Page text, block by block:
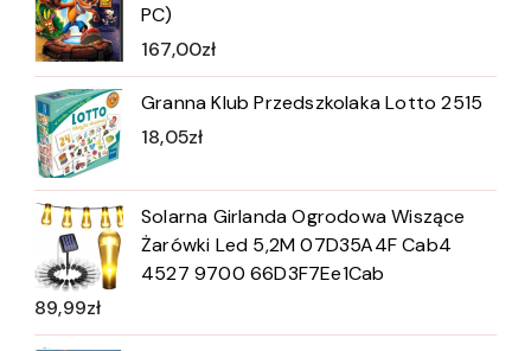
PC)
167,00zł
Granna Klub Przedszkolaka Lotto 2515
18,05zł
Solarna Girlanda Ogrodowa Wiszące
Żarówki Led 5,2M 07D35A4F Cab4
4527 9700 66D3F7Ee1Cab
89,99zł